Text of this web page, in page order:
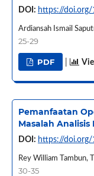
DOI: https://
Ardiansah Ismail
25-29
PDF
Pemanfaatan
Masalah
DOI: https://
Rey William Tambun,
30-35